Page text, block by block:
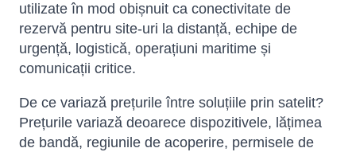
utilizate în mod obișnuit ca conectivitate de
rezervă pentru site-uri la distanță, echipe de
urgență, logistică, operațiuni maritime și
comunicații critice.
De ce variază prețurile între soluțiile prin satelit?
Prețurile variază deoarece dispozitivele, lățimea
de bandă, regiunile de acoperire, permisele de